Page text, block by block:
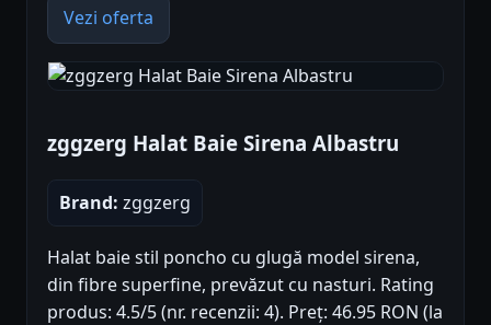
Vezi oferta
zggzerg Halat Baie Sirena Albastru
Brand: zggzerg
Halat baie stil poncho cu glugă model sirena,
din fibre superfine, prevăzut cu nasturi. Rating
produs: 4.5/5 (nr. recenzii: 4). Preț: 46.95 RON (la